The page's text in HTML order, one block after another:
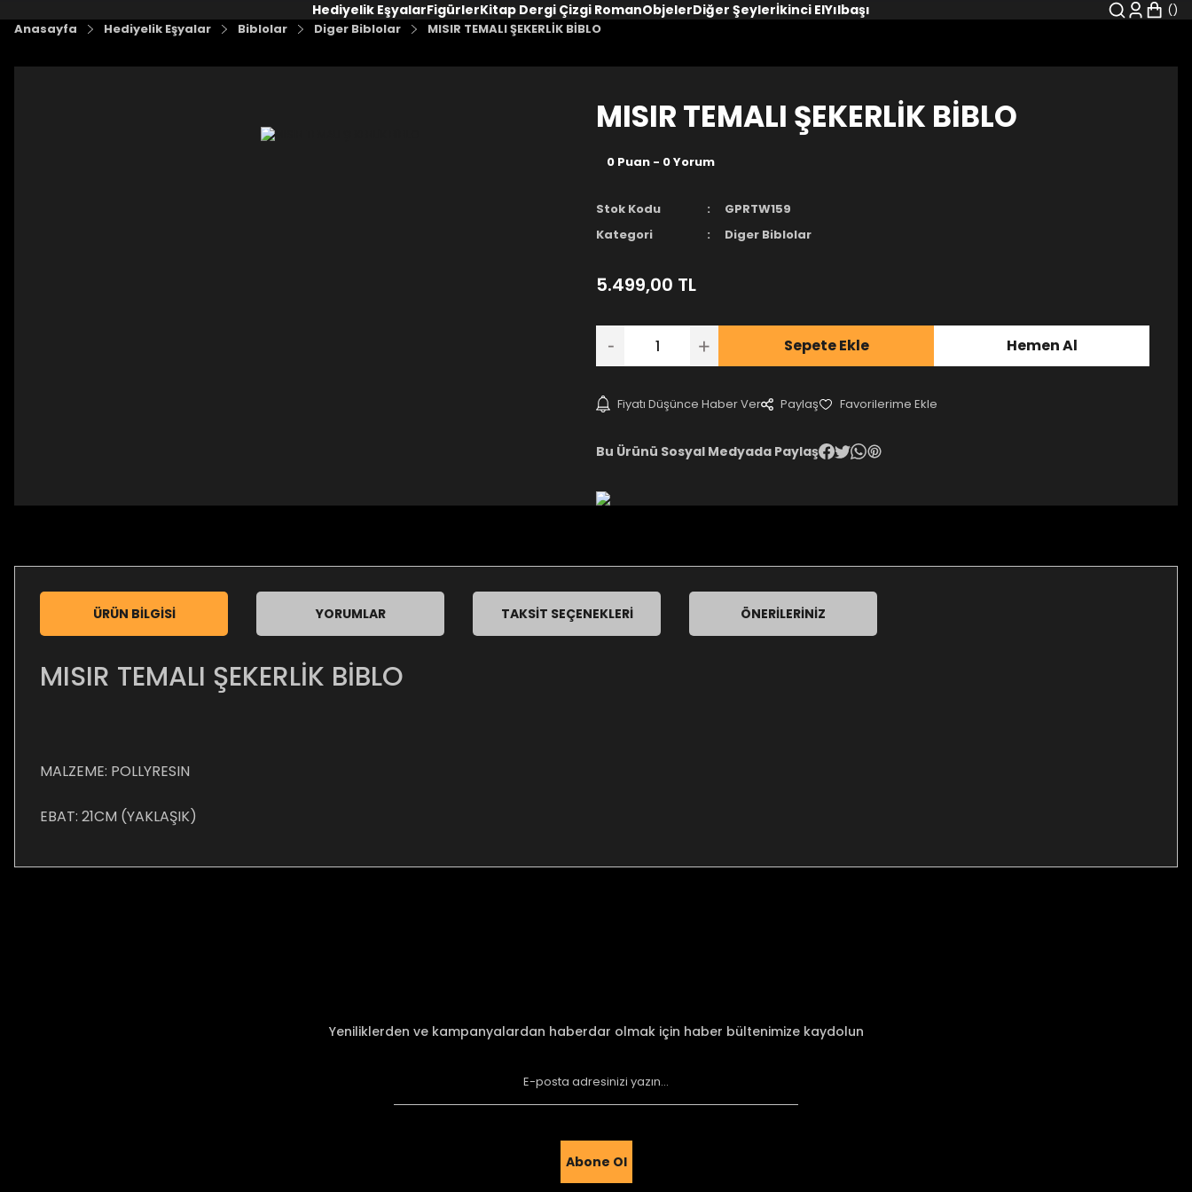
Hediyelik EşyalarFigürlerKitap Dergi Çizgi RomanObjelerDiğer Şeylerİkinci ElYılbaşı
Anasayfa Hediyelik Eşyalar Biblolar Diger Biblolar MISIR TEMALI ŞEKERLİK BİBLO
MISIR TEMALI ŞEKERLİK BİBLO
0 Puan - 0 Yorum
Stok Kodu
GPRTW159
Kategori
Diger Biblolar
5.499,00 TL
Sepete Ekle Hemen Al
Fiyatı Düşünce Haber Ver Paylaş
Bu Ürünü Sosyal Medyada Paylaş
ÜRÜN BILGISI YORUMLAR TAKSIT SEÇENEKLERI ÖNERILERINIZ
MISIR TEMALI ŞEKERLİK BİBLO
MALZEME: POLLYRESIN
EBAT: 21CM (YAKLAŞIK)
Gönder
Yeniliklerden ve kampanyalardan haberdar olmak için haber bültenimize kaydolun
Abone Ol